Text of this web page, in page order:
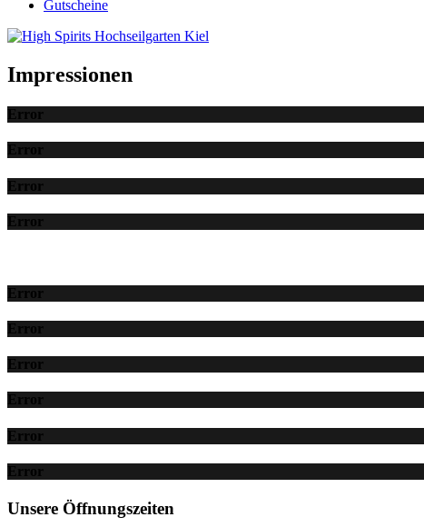
Gutscheine
Impressionen
Error
Error
Error
Error
Error
Error
Error
Error
Error
Error
Unsere Öffnungszeiten